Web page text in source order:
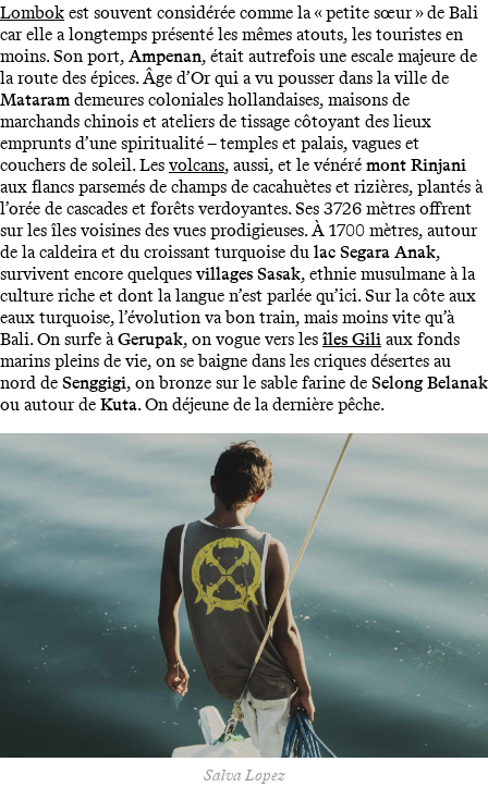
Lombok est souvent considérée comme la « petite sœur » de Bali
car elle a longtemps présenté les mêmes atouts, les touristes en
moins. Son port, Ampenan, était autrefois une escale majeure de
la route des épices. Âge d’Or qui a vu pousser dans la ville de
Mataram demeures coloniales hollandaises, maisons de
marchands chinois et ateliers de tissage côtoyant des lieux
emprunts d’une spiritualité – temples et palais, vagues et
couchers de soleil. Les volcans, aussi, et le vénéré mont Rinjani
aux flancs parsemés de champs de cacahuètes et rizières, plantés à
l’orée de cascades et forêts verdoyantes. Ses 3726 mètres offrent
sur les îles voisines des vues prodigieuses. À 1700 mètres, autour
de la caldeira et du croissant turquoise du lac Segara Anak,
survivent encore quelques villages Sasak, ethnie musulmane à la
culture riche et dont la langue n’est parlée qu’ici. Sur la côte aux
eaux turquoise, l’évolution va bon train, mais moins vite qu’à
Bali. On surfe à Gerupak, on vogue vers les îles Gili aux fonds
marins pleins de vie, on se baigne dans les criques désertes au
nord de Senggigi, on bronze sur le sable farine de Selong Belanak
ou autour de Kuta. On déjeune de la dernière pêche.
Salva Lopez